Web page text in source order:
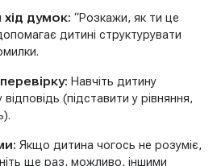
думок: “Розкажи, як ти це
дитині структурувати
Навчіть дитину
(підставити у рівняння,
Якщо дитина чогось не розуміє,
ще раз, можливо, іншими